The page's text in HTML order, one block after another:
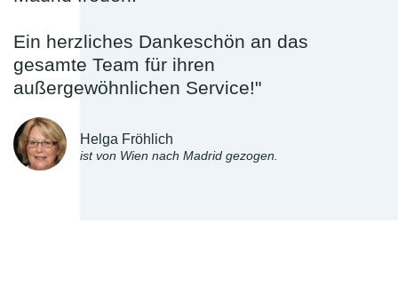
Ein herzliches Dankeschön an das
gesamte Team für ihren
außergewöhnlichen Service!"
Helga Fröhlich
ist von Wien nach Madrid gezogen.